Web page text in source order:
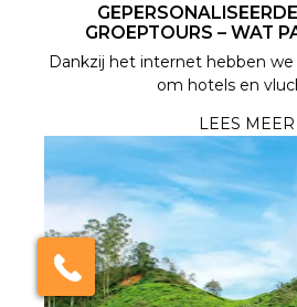
GROEPTOURS – WAT
Dankzij het internet hebben
om hotels en
LEES MEER
Click here to schedule
your free callback?